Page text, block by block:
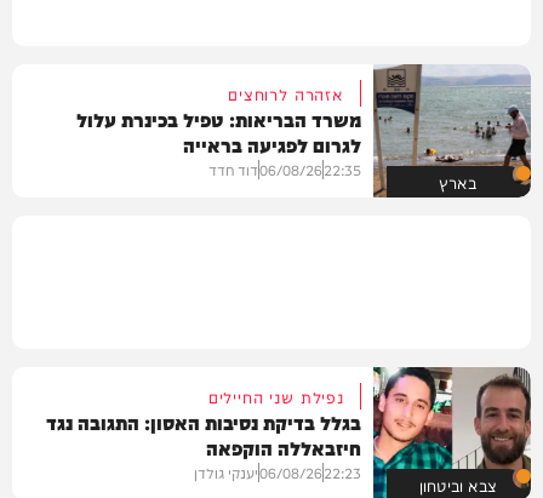
בארץ
אזהרה לרוחצים
משרד הבריאות: טפיל בכינרת עלול
לגרום לפגיעה בראייה
22:35
06/08/26דוד חדד
צבא וביטחון
נפילת שני החיילים
בגלל בדיקת נסיבות האסון: התגובה נגד
חיזבאללה הוקפאה
22:23
06/08/26יענקי גולדן